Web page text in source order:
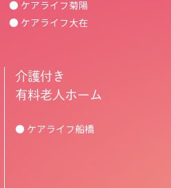
● ケアライフ菊陽
● ケアライフ大在
介護付き
有料老人ホーム
● ケアライフ船橋